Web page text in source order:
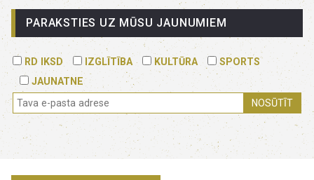
PARAKSTIES UZ MŪSU JAUNUMIEM
RD IKSD IZGLĪTĪBA KULTŪRA
SPORTS
JAUNATNE
NOSŪTĪT